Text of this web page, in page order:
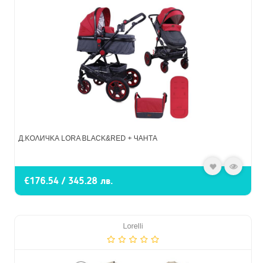
Д.КОЛИЧКА LORA BLACK&RED + ЧАНТА
€176.54 / 345.28 лв.
Lorelli